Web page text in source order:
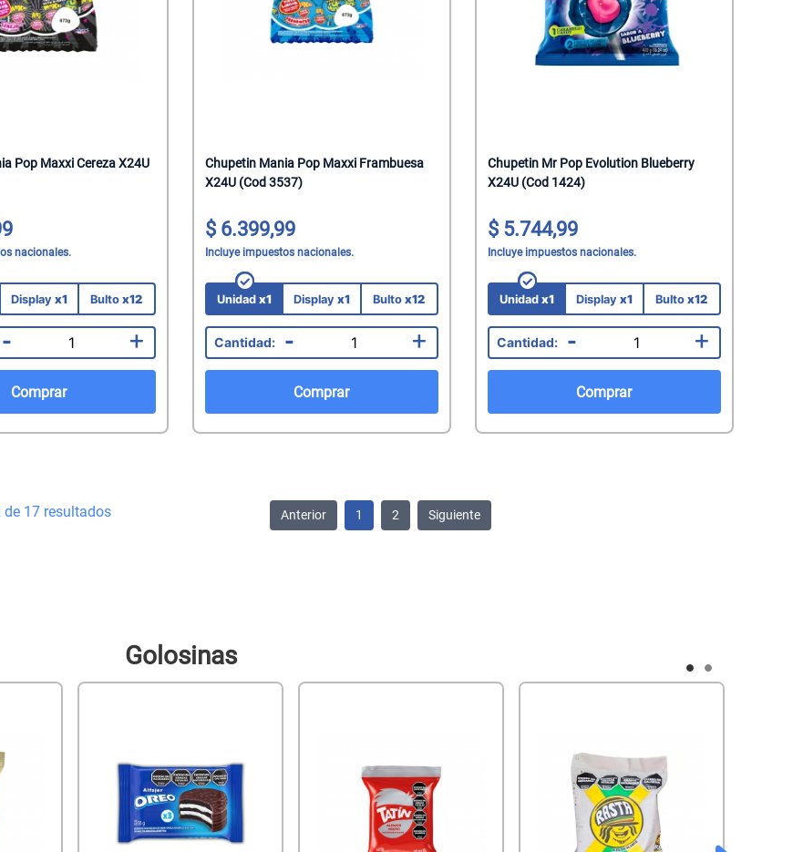
Pop Maxxi Cereza X24U
nacionales.
Display x1 Bultox12
- +
Comprar
Chupetin Mania Pop Maxxi Frambuesa
X24U (Cod 3537)
6.399,99
Incluye impuestos nacionales.
Unidadx1 Display x1 Bultox12
- +
Comprar
Chupetin Mr Pop Evolution Blueberry
X24U (Cod 1424)
5.744,99
Incluye impuestos nacionales.
Unidadx1 Display x1 Bultox12
- +
Comprar
de 17 resultados Anterior 1 2 Siguiente
Golosinas